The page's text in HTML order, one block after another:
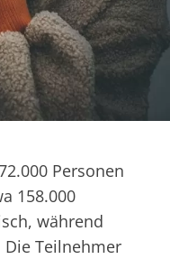
Personen
158.000
während
Die Teilnehmer